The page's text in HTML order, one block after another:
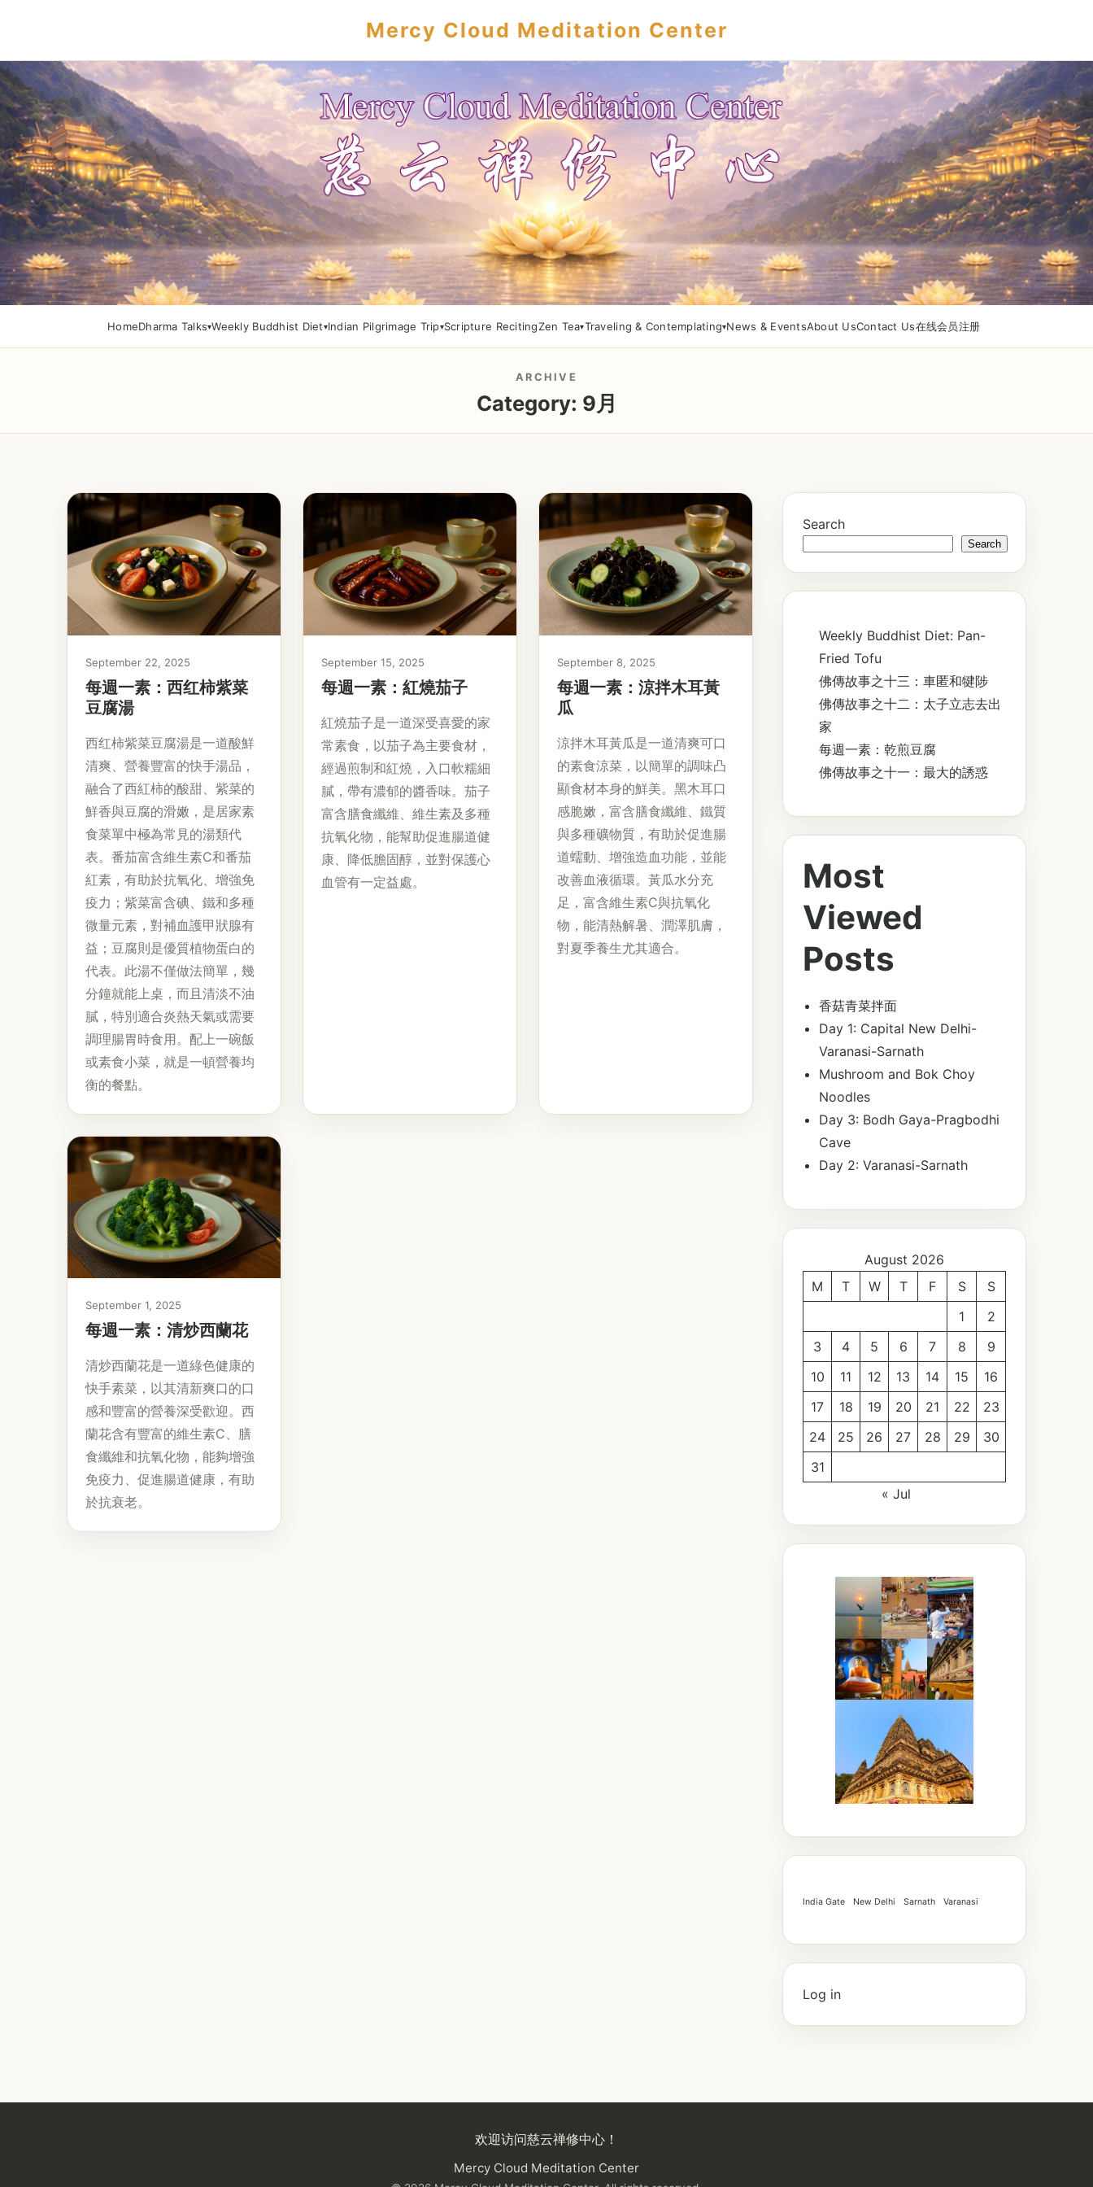
Mercy Cloud Meditation Center
HomeDharma Talks Weekly Buddhist Diet Indian Pilgrimage Trip Scripture RecitingZen Tea Traveling & Contemplating News & EventsAbout UsContact Us在线会员注册
ARCHIVE
Category: 9月
September 22, 2025
每週一素：西红柿紫菜
豆腐湯
西红柿紫菜豆腐湯是一道酸鮮
清爽、營養豐富的快手湯品，
融合了西紅柿的酸甜、紫菜的
鮮香與豆腐的滑嫩，是居家素
食菜單中極為常見的湯類代
表。番茄富含維生素C和番茄
紅素，有助於抗氧化、增強免
疫力；紫菜富含碘、鐵和多種
微量元素，對補血護甲狀腺有
益；豆腐則是優質植物蛋白的
代表。此湯不僅做法簡單，幾
分鐘就能上桌，而且清淡不油
膩，特別適合炎熱天氣或需要
調理腸胃時食用。配上一碗飯
或素食小菜，就是一頓營養均
衡的餐點。
September 15, 2025
每週一素：紅燒茄子
紅燒茄子是一道深受喜愛的家
常素食，以茄子為主要食材，
經過煎制和紅燒，入口軟糯細
膩，帶有濃郁的醬香味。茄子
富含膳食纖維、維生素及多種
抗氧化物，能幫助促進腸道健
康、降低膽固醇，並對保護心
血管有一定益處。
September 8, 2025
每週一素：涼拌木耳黃
瓜
涼拌木耳黃瓜是一道清爽可口
的素食涼菜，以簡單的調味凸
顯食材本身的鮮美。黑木耳口
感脆嫩，富含膳食纖維、鐵質
與多種礦物質，有助於促進腸
道蠕動、增強造血功能，並能
改善血液循環。黃瓜水分充
足，富含維生素C與抗氧化
物，能清熱解暑、潤澤肌膚，
對夏季養生尤其適合。
September 1, 2025
每週一素：清炒西蘭花
清炒西蘭花是一道綠色健康的
快手素菜，以其清新爽口的口
感和豐富的營養深受歡迎。西
蘭花含有豐富的維生素C、膳
食纖維和抗氧化物，能夠增強
免疫力、促進腸道健康，有助
於抗衰老。
Search
Search
Weekly Buddhist Diet: Pan-
Fried Tofu
佛傳故事之十三：車匿和犍陟
佛傳故事之十二：太子立志去出
家
每週一素：乾煎豆腐
佛傳故事之十一：最大的誘惑
Most
Viewed
Posts
香菇青菜拌面
Day 1: Capital New Delhi-
Varanasi-Sarnath
Mushroom and Bok Choy
Noodles
Day 3: Bodh Gaya-Pragbodhi
Cave
Day 2: Varanasi-Sarnath
August 2026
M
T W T F S
S
1
2
3
4 5 6 7 8
9
10
11 12 13 14 15
16
17
18 19 20 21 22
23
24
25 26 27 28 29
30
31
« Jul
India Gate New Delhi Sarnath Varanasi
Log in
欢迎访问慈云禅修中心！
Mercy Cloud Meditation Center